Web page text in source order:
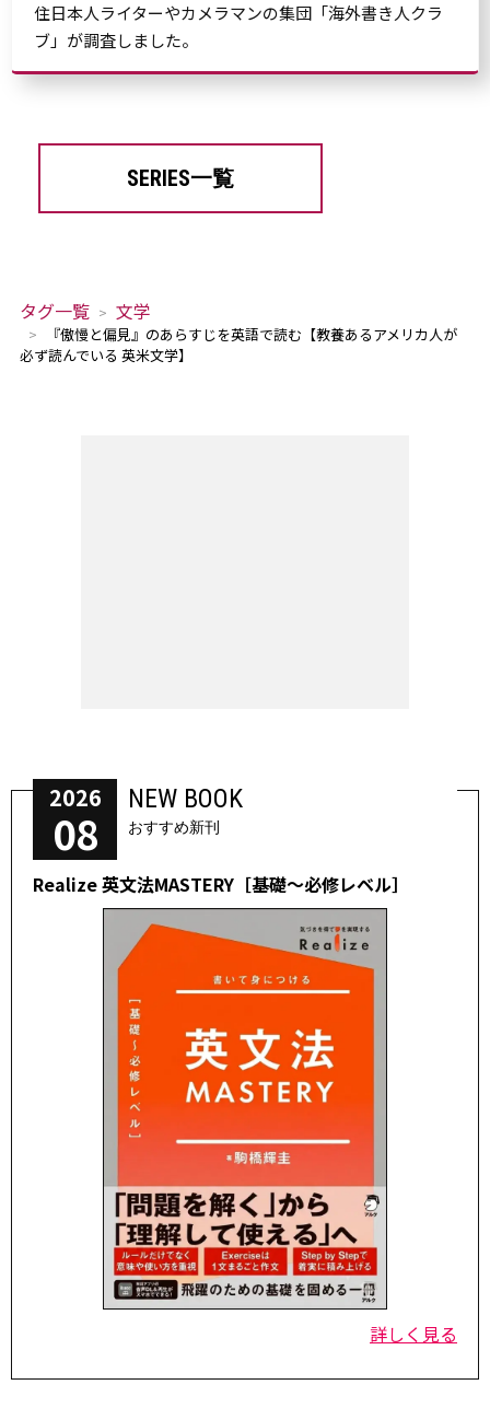
住日本人ライターやカメラマンの集団「海外書き人クラ
ブ」が調査しました。
SERIES一覧
タグ一覧 文学
『傲慢と偏見』のあらすじを英語で読む【教養あるアメリカ人が
必ず読んでいる 英米文学】
2026
08
NEW BOOK
おすすめ新刊
Realize 英文法MASTERY［基礎～必修レベル］
詳しく見る